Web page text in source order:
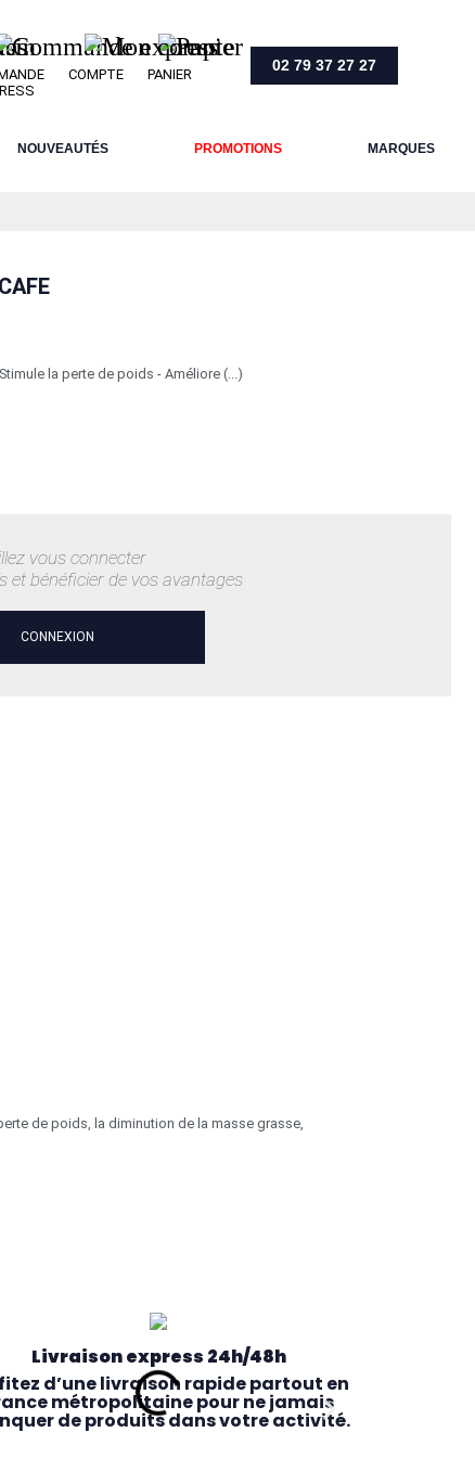
COMPTE PANIER
02 79 37 27 27
NOUVEAUTÉS PROMOTIONS MARQUES
la perte de poids - Améliore (...)
vous connecter
et bénéficier de vos avantages
CONNEXION
de poids, la diminution de la masse grasse,
Livraison express 24h/48h
d’une livraison rapide partout en
métropolitaine pour ne jamais
de produits dans votre activité.